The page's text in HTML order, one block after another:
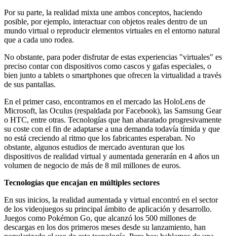
Por su parte, la realidad mixta une ambos conceptos, haciendo
posible, por ejemplo, interactuar con objetos reales dentro de un
mundo virtual o reproducir elementos virtuales en el entorno natural
que a cada uno rodea.
No obstante, para poder disfrutar de estas experiencias "virtuales" es
preciso contar con dispositivos como cascos y gafas especiales, o
bien junto a tablets o smartphones que ofrecen la virtualidad a través
de sus pantallas.
En el primer caso, encontramos en el mercado las HoloLens de
Microsoft, las Oculus (respaldada por Facebook), las Samsung Gear
o HTC, entre otras. Tecnologías que han abaratado progresivamente
su coste con el fin de adaptarse a una demanda todavía tímida y que
no está creciendo al ritmo que los fabricantes esperaban. No
obstante, algunos estudios de mercado aventuran que los
dispositivos de realidad virtual y aumentada generarán en 4 años un
volumen de negocio de más de 8 mil millones de euros.
Tecnologías que encajan en múltiples sectores
En sus inicios, la realidad aumentada y virtual encontró en el sector
de los videojuegos su principal ámbito de aplicación y desarrollo.
Juegos como Pokémon Go, que alcanzó los 500 millones de
descargas en los dos primeros meses desde su lanzamiento, han